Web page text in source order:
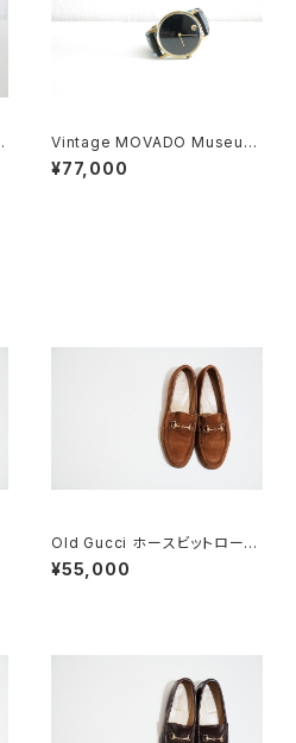
Vintage MOVADO Museum
Watch
¥77,000
Old Gucci ホースビットローフ
ァー 36C Brown Suede
¥55,000